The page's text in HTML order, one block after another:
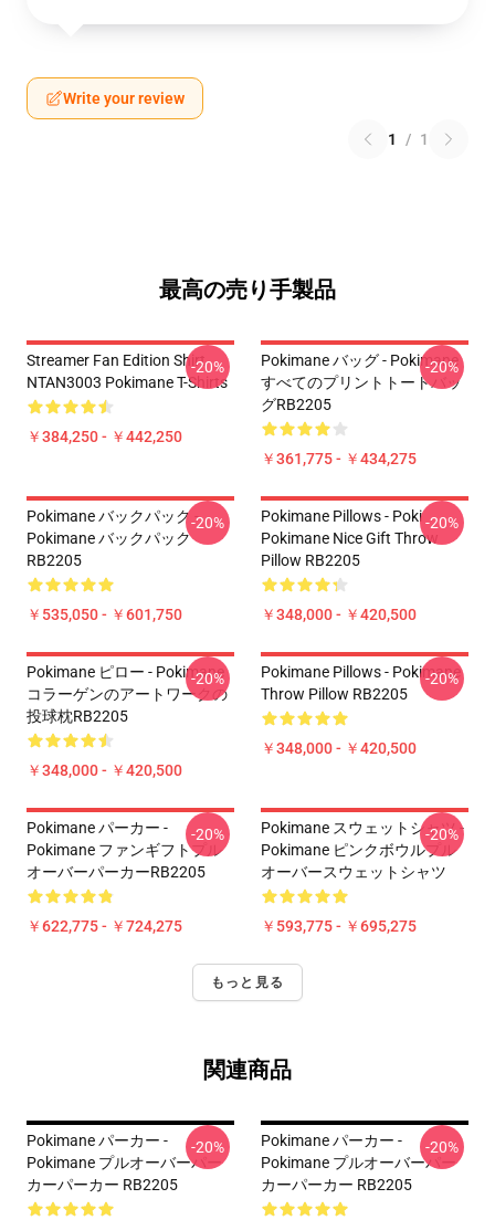
Write your review
1 / 1
最高の売り手製品
Streamer Fan Edition Shirt
NTAN3003 Pokimane T-Shirts
￥384,250 - ￥442,250
-20%
Pokimane バッグ - Pokimane
すべてのプリントトートバッ
グRB2205
￥361,775 - ￥434,275
-20%
Pokimane バックパック -
Pokimane バックパック
RB2205
￥535,050 - ￥601,750
-20%
Pokimane Pillows - Poki
Pokimane Nice Gift Throw
Pillow RB2205
￥348,000 - ￥420,500
-20%
Pokimane ピロー - Pokimane
コラーゲンのアートワークの
投球枕RB2205
￥348,000 - ￥420,500
-20%
Pokimane Pillows - Pokimane
Throw Pillow RB2205
￥348,000 - ￥420,500
-20%
Pokimane パーカー -
Pokimane ファンギフトプル
オーバーパーカーRB2205
￥622,775 - ￥724,275
-20%
Pokimane スウェットシャツ -
Pokimane ピンクボウルプル
オーバースウェットシャツ
￥593,775 - ￥695,275
-20%
もっと見る
関連商品
Pokimane パーカー -
Pokimane プルオーバーパー
カーパーカー RB2205
-20%
Pokimane パーカー -
Pokimane プルオーバーパー
カーパーカー RB2205
-20%